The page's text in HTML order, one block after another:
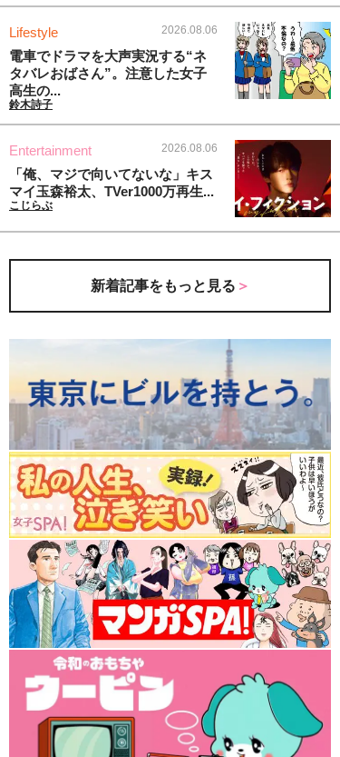
Lifestyle 2026.08.06
電車でドラマを大声実況する“ネ
タバレおばさん”。注意した女子
高生の...
鈴木詩子
Entertainment 2026.08.06
「俺、マジで向いてないな」キス
マイ玉森裕太、TVer1000万再生...
こじらぶ
新着記事をもっと見る